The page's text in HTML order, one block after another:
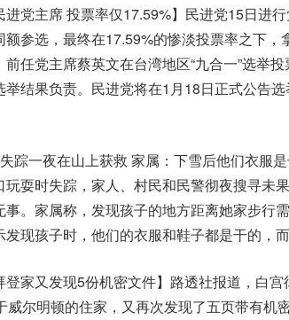
进党主席 投票率仅17.59%】民进党15日进
参选，最终在17.59%的惨淡投票率之下，
前任党主席蔡英文在台湾地区“九合一”选举
举结果负责。民进党将在1月18日正式公告
失踪一夜在山上获救 家属：下雪后他们衣服
玩耍时失踪，家人、村民和民警彻夜搜寻未
事。家属称，发现孩子的地方距离她家步行
现孩子时，他们的衣服和鞋子都是干的，而
登家又发现5份机密文件】路透社报道，白
威尔明顿的住家，又再次发现了五页带有机